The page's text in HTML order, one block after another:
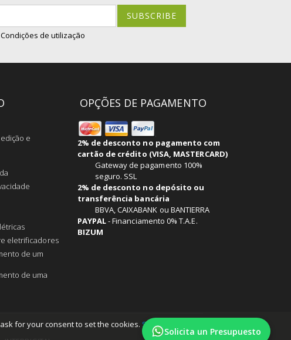
for your consent to set the cookies. Saiba mais
Solicita un Presupuesto
SUBSCRIBE
de utilização
e
eletrificadores
de um
de uma
OPÇÕES DE PAGAMENTO
2% de desconto no pagamento com
cartão de crédito (VISA, MASTERCARD)
Gateway de pagamento 100%
seguro. SSL
2% de desconto no depósito ou
transferência bancária
BBVA, CAIXABANK ou BANTIERRA
PAYPAL-Financiamento 0% T.A.E.
BIZUM